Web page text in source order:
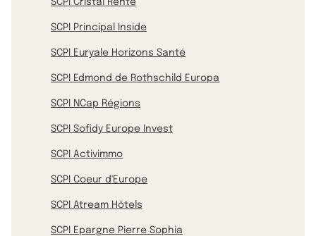
SCPI Cristal Rente
SCPI Principal Inside
SCPI Euryale Horizons Santé
SCPI Edmond de Rothschild Europa
SCPI NCap Régions
SCPI Sofidy Europe Invest
SCPI Activimmo
SCPI Coeur d'Europe
SCPI Atream Hôtels
SCPI Epargne Pierre Sophia